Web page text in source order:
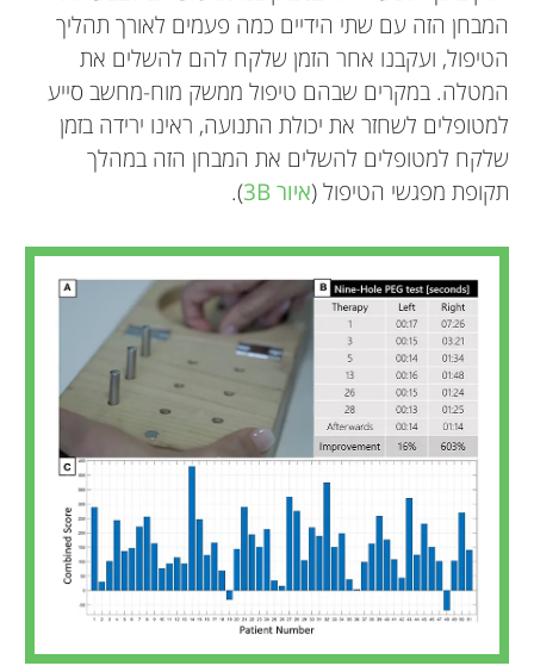
המבחן הזה עם שתי הידיים כמה פעמים לאורך תהליך
הטיפול, ועקבנו אחר הזמן שלקח להם להשלים את
המטלה. במקרים שבהם טיפול ממשק מוח-מחשב סייע
למטופלים לשחזר את יכולת התנועה, ראינו ירידה בזמן
שלקח למטופלים להשלים את המבחן הזה במהלך
תקופת מפגשי הטיפול (איור 3B ).